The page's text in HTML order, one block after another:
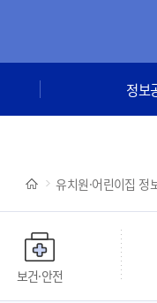
정보
유치원·어린이집 정
보건·안전